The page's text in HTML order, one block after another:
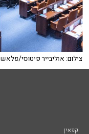
צילום: אוליבייר פיטוסי/פלאש90
קפאין